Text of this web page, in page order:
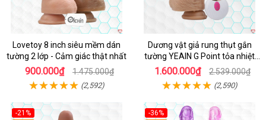
Lovetoy 8 inch siêu mềm dán
tường 2 lớp - Cảm giác thật nhất
900.000₫ 1.475.000₫
(2,592)
Dương vật giả rung thụt gắn
tường YEAIN G Point tỏa nhiệt
điều khiển từ xa
1.600.000₫ 2.539.000₫
(2,590)
-21%
-36%